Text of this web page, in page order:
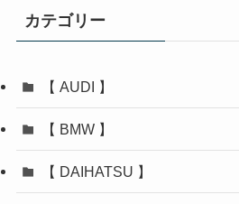
カテゴリー
【 AUDI 】
【 BMW 】
【 DAIHATSU 】